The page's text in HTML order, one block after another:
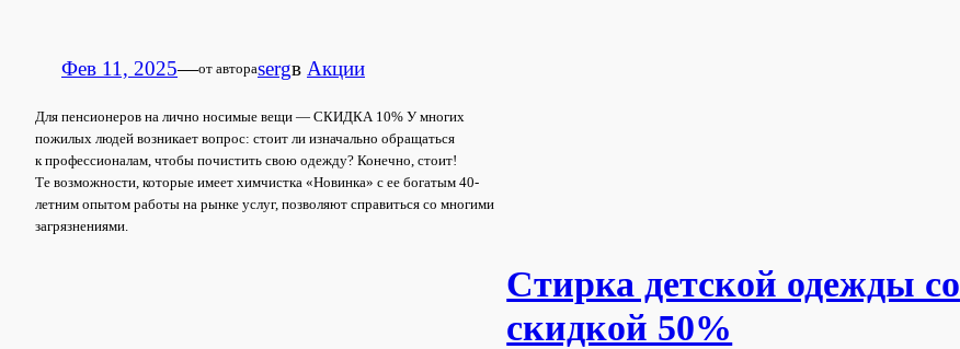
Фев 11, 2025—от автораsergв Акции
Для пенсионеров на лично носимые вещи — СКИДКА 10% У многих
пожилых людей возникает вопрос: стоит ли изначально обращаться
к профессионалам, чтобы почистить свою одежду? Конечно, стоит!
Те возможности, которые имеет химчистка «Новинка» с ее богатым 40-
летним опытом работы на рынке услуг, позволяют справиться со многими
загрязнениями.
Стирка детской одежды со
скидкой 50%